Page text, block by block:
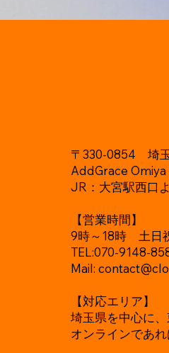
〒330-0854 埼玉
AddGrace Omiya
JR：大宮駅西口
【営業時間】
9時～18時 土日
TEL:070-9148-
Mail:
【対応エリア】
埼玉県を中心に
オンラインであ